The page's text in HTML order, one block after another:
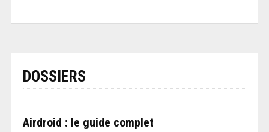
DOSSIERS
Airdroid : le guide complet